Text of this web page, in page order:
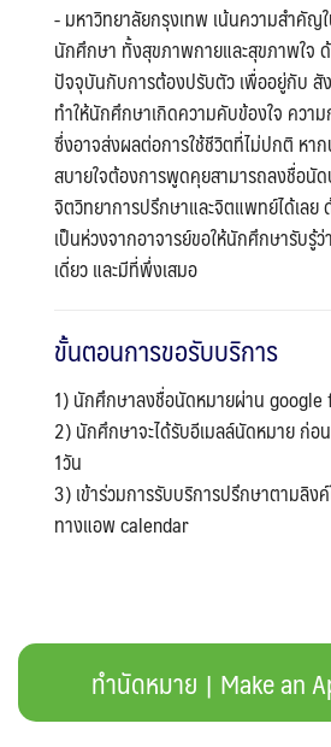
- มหาวิทยาลัยกรุงเทพ เน้นความสำคั
นักศึกษา ทั้งสุขภาพกายและสุขภาพใจ ด้
ปัจจุบันกับการต้องปรับตัว เพื่ออยู่กับ สั
ทำให้นักศึกษาเกิดความคับข้องใจ ควา
ซึ่งอาจส่งผลต่อการใช้ชีวิตที่ไม่ปกติ หา
สบายใจต้องการพูดคุยสามารถลงชื่อนั
จิตวิทยาการปรึกษาและจิตแพทย์ได้เลย
เป็นห่วงจากอาจารย์ขอให้นักศึกษารับรู้
เดี่ยว และมีที่พึ่งเสมอ
ขั้นตอนการขอรับบริการ
1) นักศึกษาลงชื่อนัดหมายผ่าน google
2) นักศึกษาจะได้รับอีเมลล์นัดหมาย ก่อ
1วัน
3) เข้าร่วมการรับบริการปรึกษาตามลิง
ทางแอพ calendar
ทำนัดหมาย | Make an